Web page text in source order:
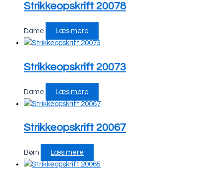
Strikkeopskrift 20078
Dame Læs mere
Strikkeopskrift 20073
Dame Læs mere
Strikkeopskrift 20067
Børn Læs mere